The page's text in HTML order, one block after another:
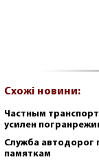
Схожі новини:
Частным
усилен
Служба автодорог
памяткам